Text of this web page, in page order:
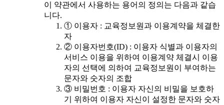
이 약관에서 사용하는 용어의 정의는 다음과 같습
니다.
① 이용자 : 교육정보원과 이용계약을 체결한
자
② 이용자번호(ID) : 이용자 식별과 이용자의
서비스 이용을 위하여 이용계약 체결시 이용
자의 선택에 의하여 교육정보원이 부여하는
문자와 숫자의 조합
③ 비밀번호 : 이용자 자신의 비밀을 보호하
기 위하여 이용자 자신이 설정한 문자와 숫자